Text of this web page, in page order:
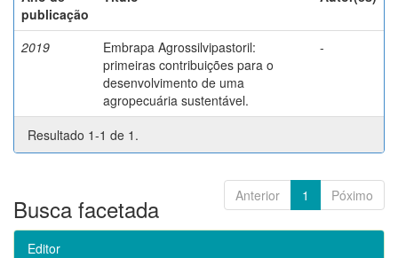
publicação
2019
Embrapa Agrossilvipastoril:
primeiras contribuições para o
desenvolvimento de uma
agropecuária sustentável.
-
Resultado 1-1 de 1.
Anterior 1 Póximo
Busca facetada
Editor